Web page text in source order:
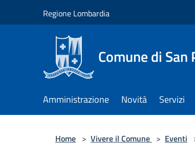
Regione Lombardia
Comune di
Amministrazione Novità Servizi
Home > Vivere il Comune > Eventi